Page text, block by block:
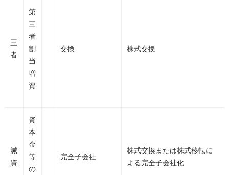
三
者
第
三
者
割
当
増
資
交換 株式交換
減
資
資
本
金
等
の
完全子会社
株式交換または株式移転に
よる完全子会社化